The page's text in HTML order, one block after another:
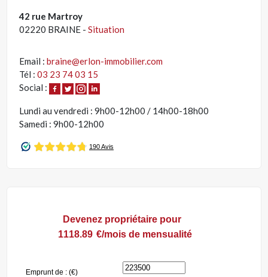
42 rue Martroy
02220 BRAINE -Situation
Email :braine@erlon-immobilier.com
Tél :03 23 74 03 15
Social :
Lundi au vendredi : 9h00-12h00 / 14h00-18h00
Samedi : 9h00-12h00